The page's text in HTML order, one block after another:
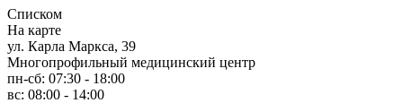
Списком
На карте
ул. Карла Маркса, 39
Многопрофильный медицинский центр
пн-сб: 07:30 - 18:00
вс: 08:00 - 14:00